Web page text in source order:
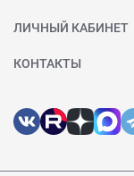
ЛИЧНЫЙ КАБИНЕТ
КОНТАКТЫ